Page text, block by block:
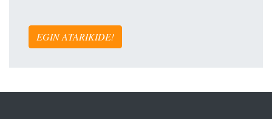
EGIN ATARIKIDE!